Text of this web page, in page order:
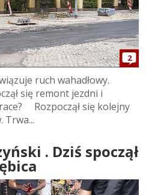
2
ruch wahadłowy.
się remont jezdni i
Rozpoczął się kolejny
Trwa...
. Dziś spoczął